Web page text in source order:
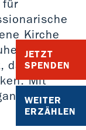
JETZT
SPENDEN
WEITER
ERZÄHLEN
für
Kirche
Zeit für
das
Mit
Kirche